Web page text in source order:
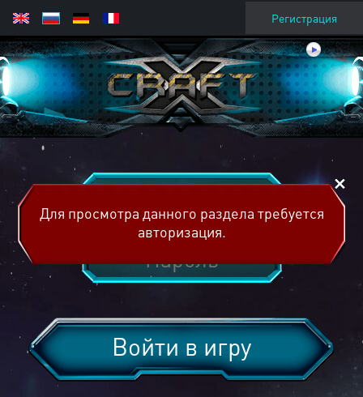
Регистрация
Войти в игру
Для просмотра данного раздела требуется
авторизация.